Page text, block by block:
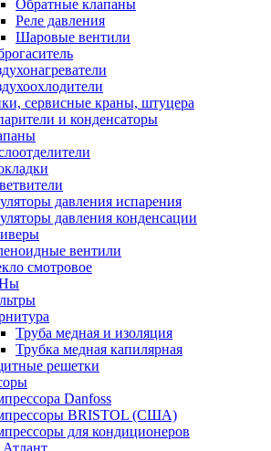
Обратные клапаны
Реле давления
Шаровые вентили
сервисные краны, штуцера
и конденсаторы
давления испарения
давления конденсации
вентили
смотровое
Труба медная и изоляция
Трубка медная капилярная
решетки
Danfoss
BRISTOL (США)
для кондиционеров